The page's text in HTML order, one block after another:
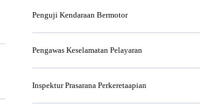
Penguji Kendaraan Bermotor
Pengawas Keselamatan Pelayaran
Inspektur Prasarana Perkeretaapian